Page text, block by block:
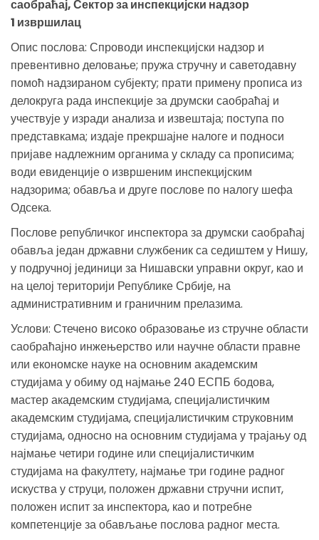
саобраћај, Сектор за инспекцијски надзор
1 извршилац
Опис послова: Спроводи инспекцијски надзор и
превентивно деловање; пружа стручну и саветодавну
помоћ надзираном субјекту; прати примену прописа из
делокруга рада инспекције за друмски саобраћај и
учествује у изради анализа и извештаја; поступа по
представкама; издаје прекршајне налоге и подноси
пријаве надлежним органима у складу са прописима;
води евиденције о извршеним инспекцијским
надзорима; обавља и друге послове по налогу шефа
Одсека.
Послове републичког инспектора за друмски саобраћај
обавља један државни службеник са седиштем у Нишу,
у подручној јединици за Нишавски управни округ, као и
на целој територији Републике Србије, на
административним и граничним прелазима.
Услови: Стечено високо образовање из стручне области
саобраћајно инжењерство или научне области правне
или економске науке на основним академским
студијама у обиму од најмање 240 ЕСПБ бодова,
мастер академским студијама, специјалистичким
академским студијама, специјалистичким струковним
студијама, односно на основним студијама у трајању од
најмање четири године или специјалистичким
студијама на факултету, најмање три године радног
искуства у струци, положен државни стручни испит,
положен испит за инспектора, као и потребне
компетенције за обављање послова радног места.